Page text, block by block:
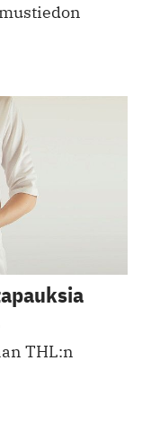
T HL:n